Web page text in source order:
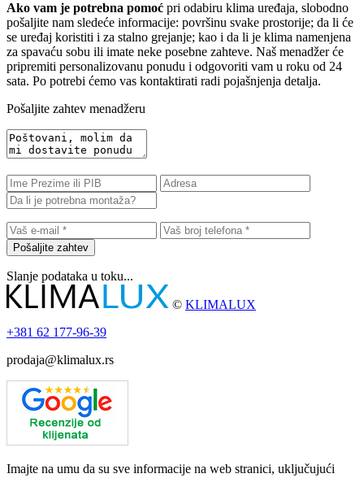
Ako vam je potrebna pomoć pri odabiru klima uređaja, slobodno
pošaljite nam sledeće informacije: površinu svake prostorije; da li će
se uređaj koristiti i za stalno grejanje; kao i da li je klima namenjena
za spavaću sobu ili imate neke posebne zahteve. Naš menadžer će
pripremiti personalizovanu ponudu i odgovoriti vam u roku od 24
sata. Po potrebi ćemo vas kontaktirati radi pojašnjenja detalja.
Pošaljite zahtev menadžeru
Pošaljite zahtev
Slanje podataka u toku...
© KLIMALUX
+381 62 177-96-39
prodaja@klimalux.rs
Imajte na umu da su sve informacije na web stranici, uključujući